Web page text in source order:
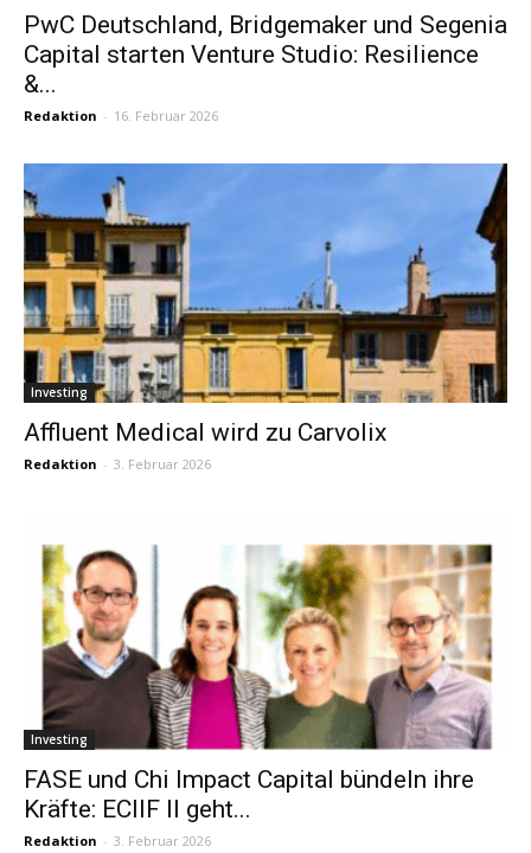
PwC Deutschland, Bridgemaker und Segenia
Capital starten Venture Studio: Resilience
&...
Redaktion - 16. Februar 2026
Investing
Affluent Medical wird zu Carvolix
Redaktion - 3. Februar 2026
Investing
FASE und Chi Impact Capital bündeln ihre
Kräfte: ECIIF II geht...
Redaktion - 3. Februar 2026